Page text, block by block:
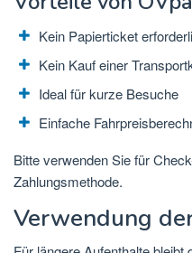
Kein Papierticket
Kein Kauf einer
Ideal für kurze Besuche
Einfache
Bitte verwenden Sie für
Zahlungsmethode.
Verwendung